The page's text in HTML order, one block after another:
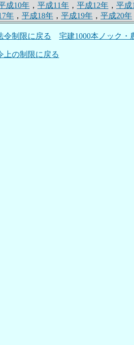
成10年 ， 平成11年 ， 平成12年 ， 平成
年 ， 平成18年 ， 平成19年 ， 平成20年
令制限に戻る 宅建1000本ノック・
上の制限に戻る